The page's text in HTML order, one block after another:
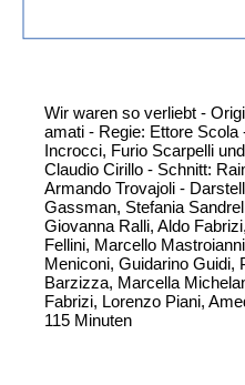
Wir waren so verliebt -
amati - Regie: Ettore Scola
Incrocci, Furio Scarpelli
Claudio Cirillo - Schnitt:
Armando Trovajoli -
Gassman, Stefania
Giovanna Ralli, Aldo
Fellini, Marcello
Meniconi, Guidarino Guidi,
Barzizza, Marcella
Fabrizi, Lorenzo Piani,
115 Minuten